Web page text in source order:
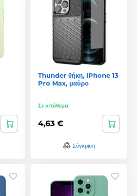
Thunder θήκη, iPhone 13
Pro Max, μαύρο
Σε απόθεμα
4,63 €
Σύγκριση